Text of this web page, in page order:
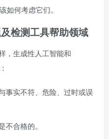
如何考虑它们。
检测工具帮助领域
，生成性人工智能和
事实不符、危险、过时或误
不合格的。